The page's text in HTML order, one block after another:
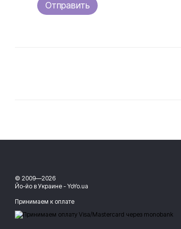
Отправить
© 2009—2026
Йо-йо в Украине - YoYo.ua
Принимаем к оплате